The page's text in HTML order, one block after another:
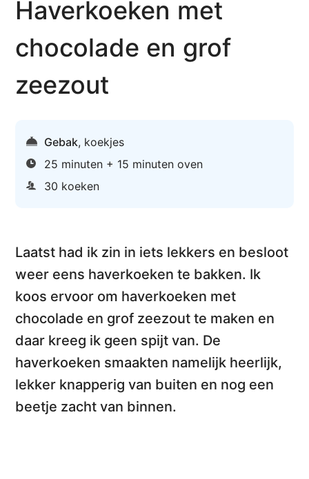
Haverkoeken met
chocolade en grof
zeezout
Gebak, koekjes
25 minuten + 15 minuten oven
30 koeken
Laatst had ik zin in iets lekkers en besloot
weer eens haverkoeken te bakken. Ik
koos ervoor om haverkoeken met
chocolade en grof zeezout te maken en
daar kreeg ik geen spijt van. De
haverkoeken smaakten namelijk heerlijk,
lekker knapperig van buiten en nog een
beetje zacht van binnen.